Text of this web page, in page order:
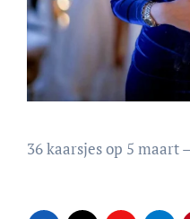
36 kaarsjes op 5 maart